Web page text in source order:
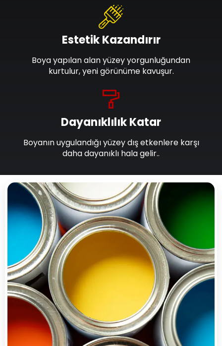
Dayanıklılık Katar
Boyanın uygulandığı yüzey dış etkenlere karşı
daha dayanıklı hala gelir..
Estetik Kazandırır
Boya yapılan alan yüzey yorgunluğundan
kurtulur, yeni görünüme kavuşur.